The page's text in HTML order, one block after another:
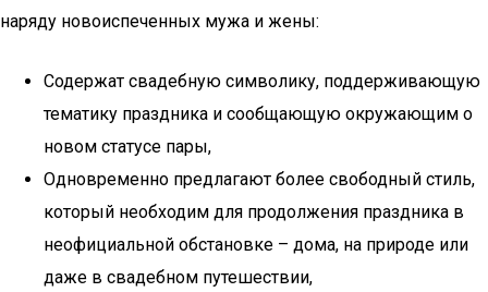
наряду новоиспеченных мужа и жены:
Содержат свадебную символику, поддерживающую
тематику праздника и сообщающую окружающим о
новом статусе пары,
Одновременно предлагают более свободный стиль,
который необходим для продолжения праздника в
неофициальной обстановке – дома, на природе или
даже в свадебном путешествии,